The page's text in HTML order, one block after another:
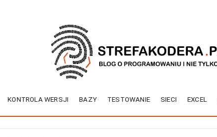
KONTROLA WERSJI BAZY TESTOWANIE SIECI EXCEL